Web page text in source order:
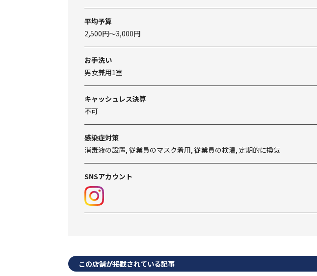
平均予算
2,500円～3,000円
お手洗い
男女兼用1室
キャッシュレス決算
不可
感染症対策
消毒液の設置, 従業員のマスク着用, 従業員の検温, 定期的に換気
SNSアカウント
この店舗が掲載されている記事